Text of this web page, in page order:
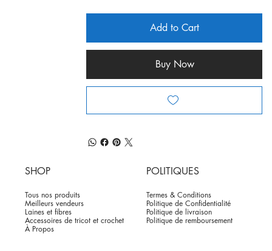
Add to Cart
Buy Now
SHOP
Tous nos produits
Meilleurs vendeurs
Laines et fibres
Accessoires de tricot et crochet
À Propos
POLITIQUES
Termes & Conditions
Politique de Confidentialité
Politique de livraison
Politique de remboursement